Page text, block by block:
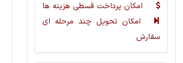
امکان پرداخت قسطی هزینه ها
امکان تحویل چند مرحله ای
سفارش